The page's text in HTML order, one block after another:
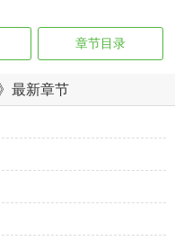
章节目录
最新章节